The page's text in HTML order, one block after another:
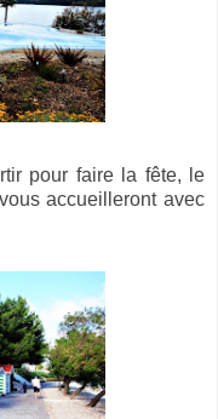
pour faire la fête, le
accueilleront avec